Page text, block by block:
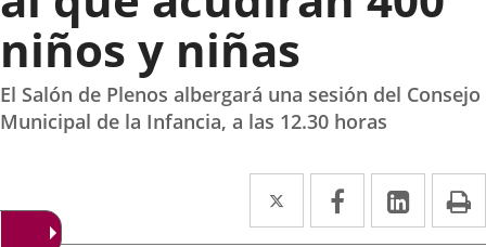
niños y niñas
El Salón de Plenos albergará una sesión del Consejo
Municipal de la Infancia, a las 12.30 horas
Twitter
Enlace
a
Facebook
Enlace
a
Enlace
a